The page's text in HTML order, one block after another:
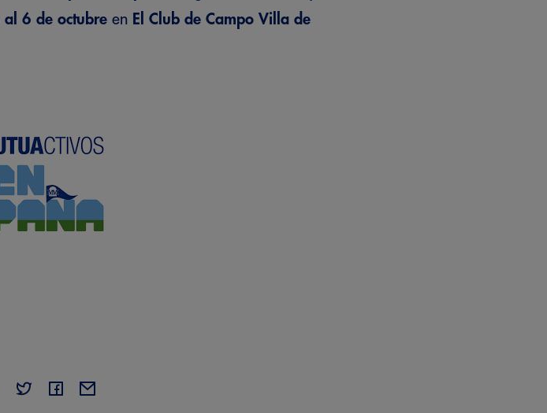
al 6 de octubre en El Club de Campo Villa de